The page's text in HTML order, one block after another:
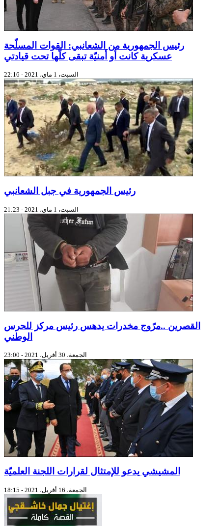
رئيس الجمهورية من الشعانبي: القوات المسلّحة
عسكرية كانت أو أمنيّة تبقى كلّها تحت قيادتي
السبت، 1 ماي، 2021 - 22:16
رئيس الجمهورية في جبل الشعانبي
السبت، 1 ماي، 2021 - 21:23
القصرين ..مرّوج مخدرات يدهس رئيس مركز للحرس
الوطني
الجمعة، 30 أفريل، 2021 - 23:00
المشيشي يدعو للإمتثال لقرارات اللجنة العلميّة
الجمعة، 16 أفريل، 2021 - 18:15